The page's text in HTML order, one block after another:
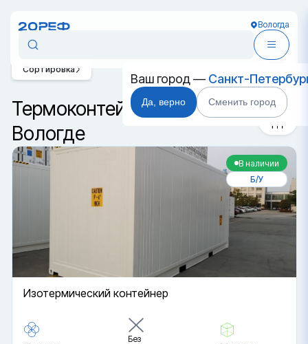
Вологда
Ваш город — Санкт-
Да, верно Сменить город
Термоконтейнеры в
Вологде
Сортировка
В наличии
Б/У
Изотермический контейнер
Без